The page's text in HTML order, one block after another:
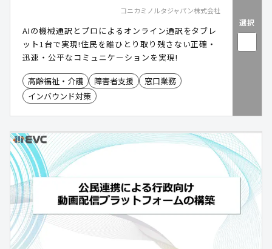
コニカミノルタジャパン株式会社
AIの機械通訳とプロによるオンライン通訳をタブレ
ット1台で実現!住民を誰ひとり取り残さない正確・
迅速・公平なコミュニケーションを実現!
高齢福祉・介護 障害者支援
窓口業務
インバウンド対策
選択